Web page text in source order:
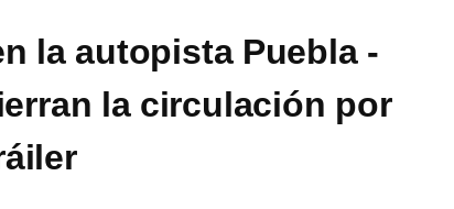
la autopista Puebla -
la circulación por